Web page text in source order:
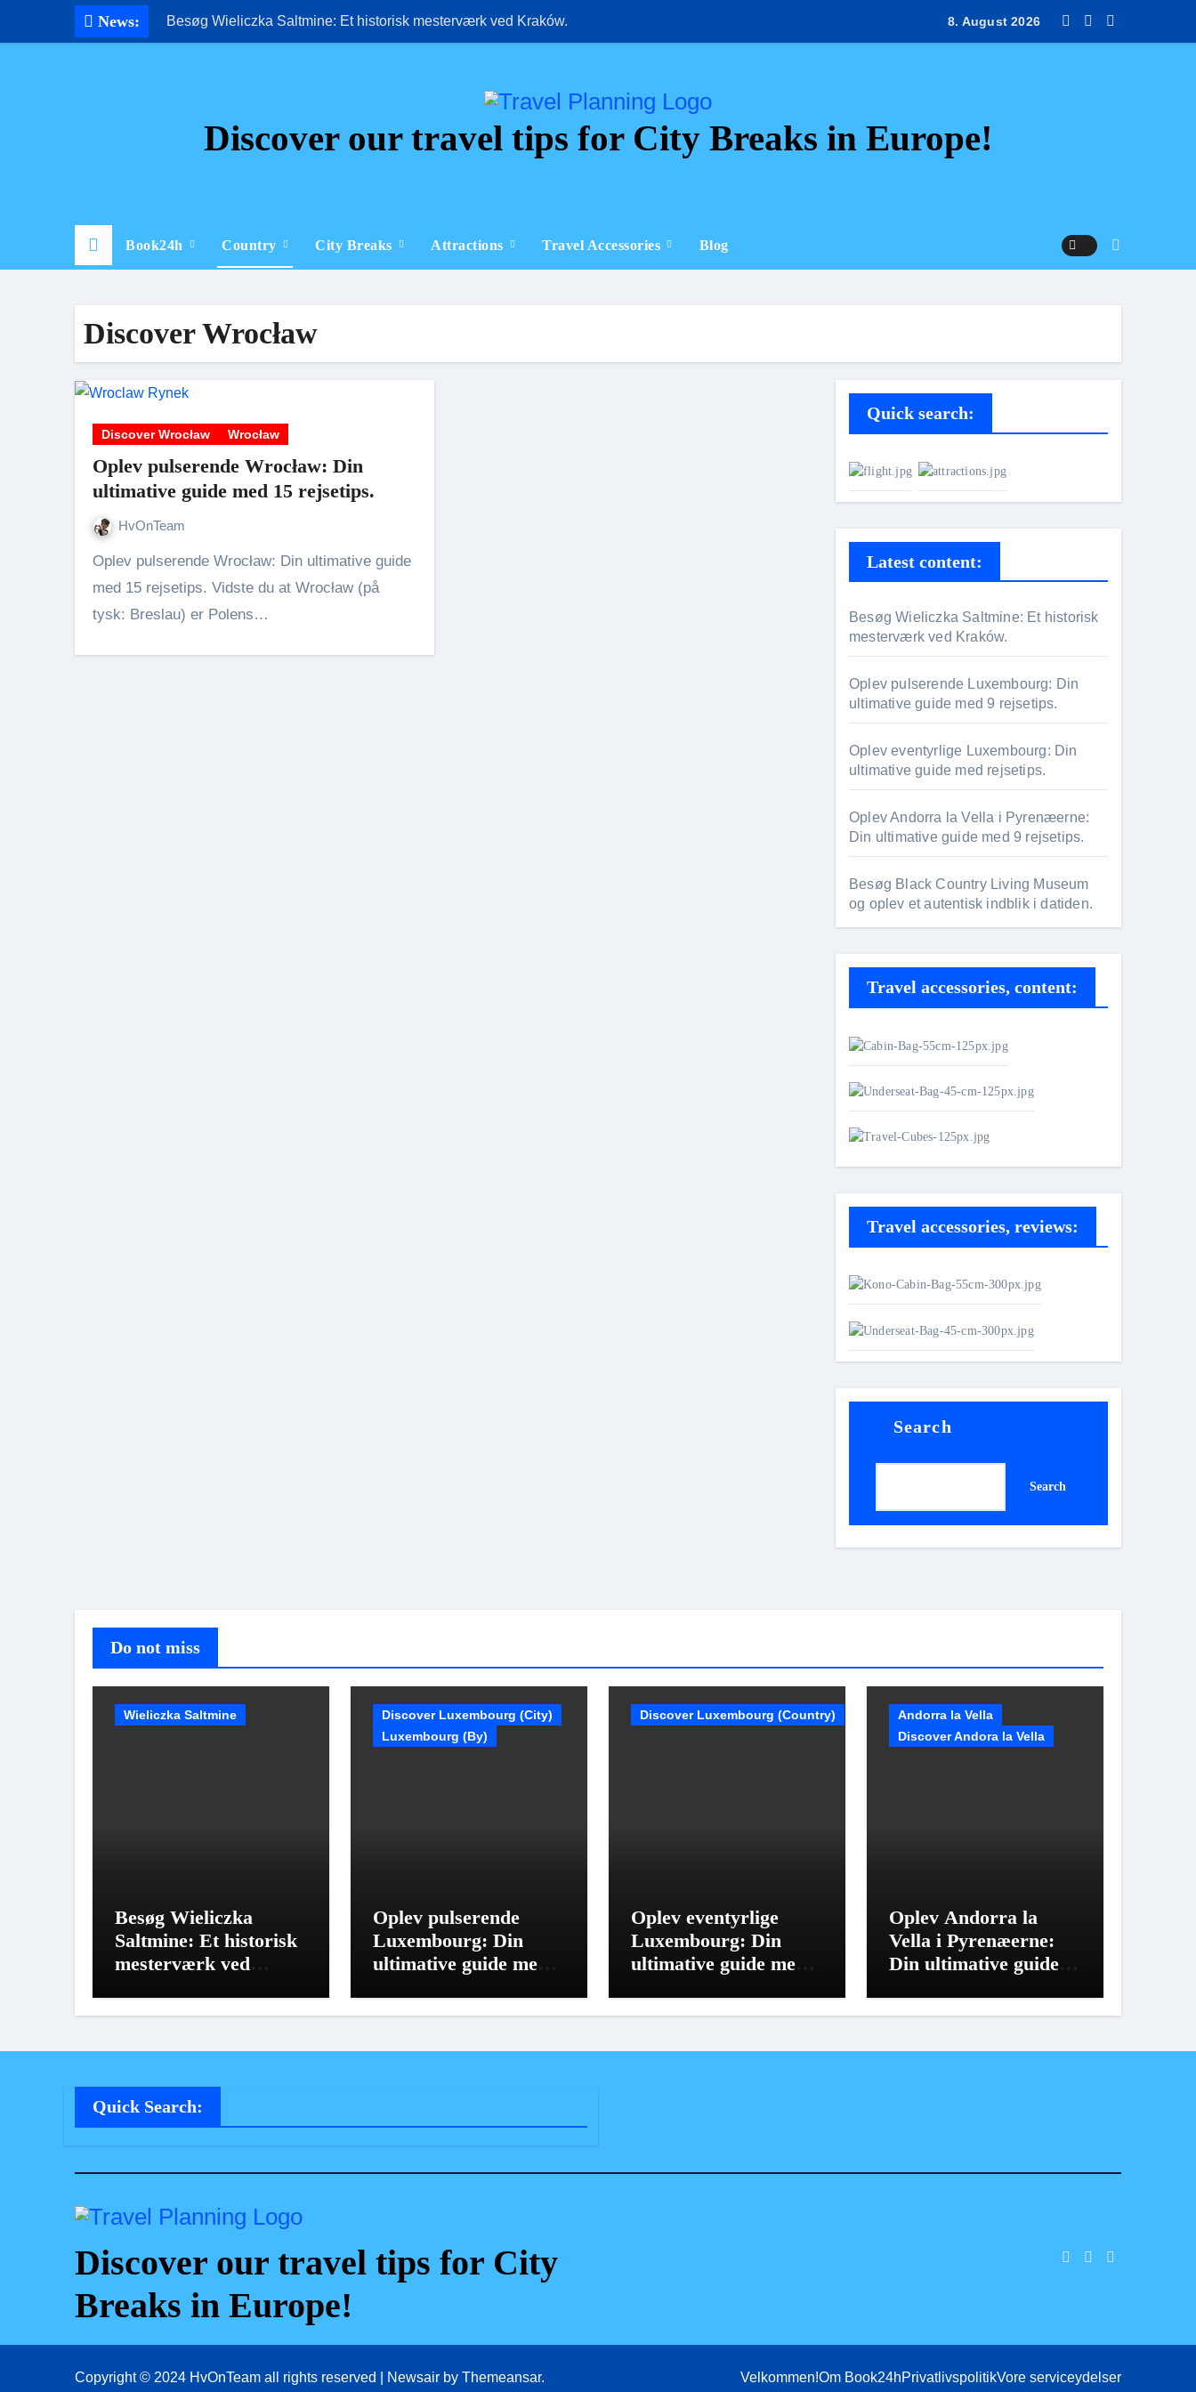
News: Besøg Wieliczka Saltmine: Et historisk mesterværk ved Kraków. Oplev pulserende Luxembourg: Din ultimative guide med 9 rejsetips.
8. August 2026
Discover our travel tips for City Breaks in Europe!
Book24h Country City Breaks Attractions Travel Accessories Blog
Discover Wrocław
Discover Wrocław Wrocław
Oplev pulserende Wrocław: Din
ultimative guide med 15 rejsetips.
HvOnTeam
Oplev pulserende Wrocław: Din ultimative guide
med 15 rejsetips. Vidste du at Wrocław (på
tysk: Breslau) er Polens…
Quick search:
Latest content:
Besøg Wieliczka Saltmine: Et historisk
mesterværk ved Kraków.
Oplev pulserende Luxembourg: Din
ultimative guide med 9 rejsetips.
Oplev eventyrlige Luxembourg: Din
ultimative guide med rejsetips.
Oplev Andorra la Vella i Pyrenæerne:
Din ultimative guide med 9 rejsetips.
Besøg Black Country Living Museum
og oplev et autentisk indblik i datiden.
Travel accessories, content:
Travel accessories, reviews:
Search
Search
Do not miss
Wieliczka Saltmine
Besøg Wieliczka
Saltmine: Et historisk
mesterværk ved
Discover Luxembourg (City)
Luxembourg (By)
Oplev pulserende
Luxembourg: Din
ultimative guide med 9
Discover Luxembourg (Country)
Oplev eventyrlige
Luxembourg: Din
ultimative guide med
Andorra la Vella
Discover Andora la Vella
Oplev Andorra la
Vella i Pyrenæerne:
Din ultimative guide
Quick Search:
Discover our travel tips for City
Breaks in Europe!
Copyright © 2024 HvOnTeam all rights reserved Newsair by Themeansar. Velkommen!Om Book24hPrivatlivspolitikVore serviceydelser